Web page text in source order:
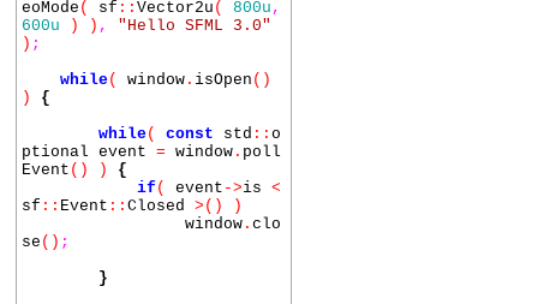
eoMode ( sf :: Vector2u ( 800u ,
600u
) ) , "Hello SFML 3.0"
) ;
while( window . isOpen ()
) {
while( const std :: o
ptional event = window . poll
Event () ) {
if ( event ->is <
sf :: Event :: Closed >() )
window . clo
se () ;
}